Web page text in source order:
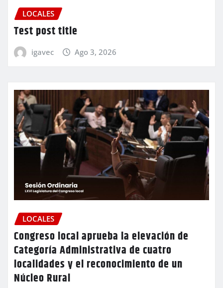
LOCALES
Test post title
igavec Ago 3, 2026
LOCALES
Congreso local aprueba la elevación de
Categoría Administrativa de cuatro
localidades y el reconocimiento de un
Núcleo Rural